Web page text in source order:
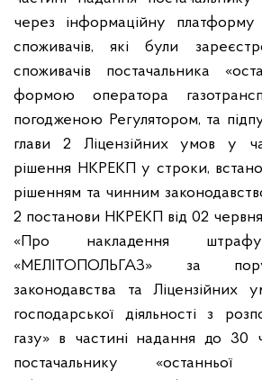
через інформаційну платформу
споживачів, які були
споживачів постачальника
формою оператора
погодженою Регулятором, та
глави 2 Ліцензійних умов у
рішення НКРЕКП у строки,
рішенням та чинним
2 постанови НКРЕКП від 02
«Про накладення
«МЕЛІТОПОЛЬГАЗ» за
законодавства та Ліцензійних
господарської діяльності з
газу» в частині надання до 30
постачальнику